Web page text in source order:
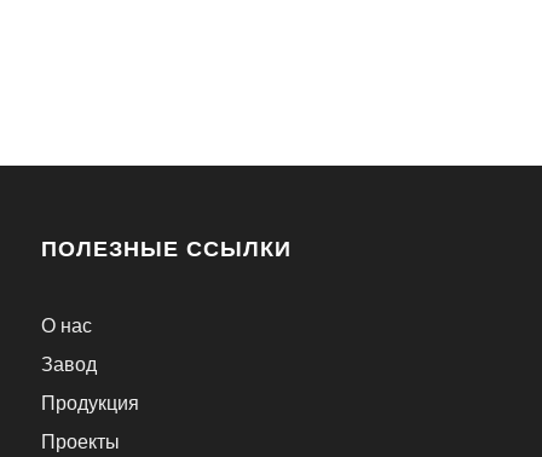
ПОЛЕЗНЫЕ ССЫЛКИ
О нас
Завод
Продукция
Проекты